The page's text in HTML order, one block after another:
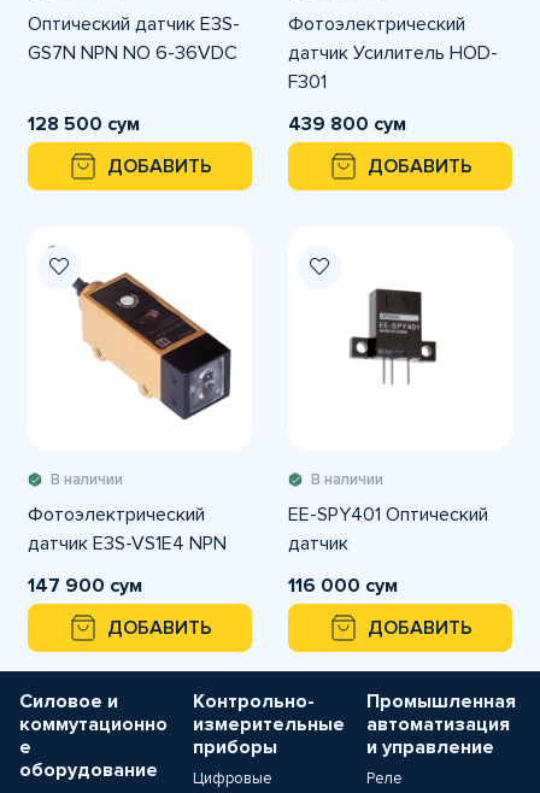
Оптический датчик E3S-
GS7N NPN NO 6-36VDC
128 500 сум
ДОБАВИТЬ
Фотоэлектрический
датчик Усилитель HOD-
F301
439 800 сум
ДОБАВИТЬ
В наличии
Фотоэлектрический
датчик E3S-VS1E4 NPN
147 900 сум
ДОБАВИТЬ
В наличии
EE-SPY401 Оптический
датчик
116 000 сум
ДОБАВИТЬ
Силовое и
коммутационно
е
оборудование
Контрольно-
измерительные
приборы
Цифровые
Промышленная
автоматизация
и управление
Реле